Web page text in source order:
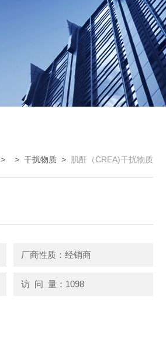
> > 干扰物质 > 肌酐（CREA)干扰物质
厂商性质：经销商
访 问 量：1098